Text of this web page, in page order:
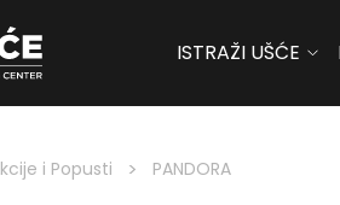
ISTRAŽI UŠĆE
i Popusti > PANDORA